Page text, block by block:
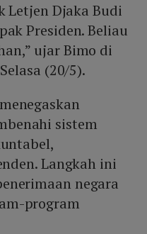
Letjen Djaka Budi
Presiden. Beliau
ujar Bimo di
(20/5).
sistem
Langkah ini
negara
program